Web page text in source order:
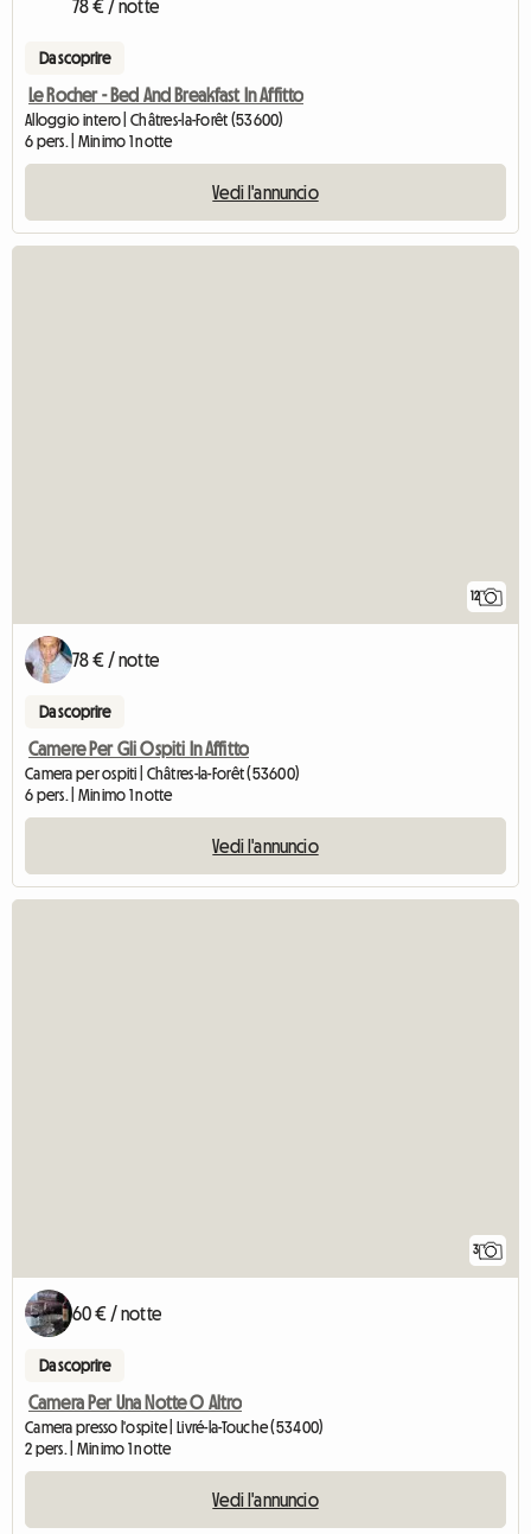
78 € / notte
Da scoprire
Le Rocher - Bed And Breakfast In Affitto
Alloggio intero | Châtres-la-Forêt (53600)
6 pers. | Minimo 1 notte
Vedi l'annuncio
12
78 € / notte
Da scoprire
Camere Per Gli Ospiti In Affitto
Camera per ospiti | Châtres-la-Forêt (53600)
6 pers. | Minimo 1 notte
Vedi l'annuncio
3
60 € / notte
Da scoprire
Camera Per Una Notte O Altro
Camera presso l'ospite | Livré-la-Touche (53400)
2 pers. | Minimo 1 notte
Vedi l'annuncio